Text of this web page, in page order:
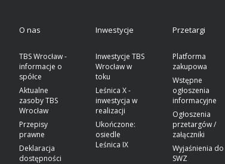
O nas
TBS Wrocław -
informacje o
spółce
Aktualne
zasoby TBS
Wrocław
Przepisy
prawne
Deklaracja
dostępności
Inwestycje
Inwestycje TBS
Wrocław w
toku
Leśnica X -
inwestycja w
realizacji
Ukończone:
osiedle
Leśnica IX
Przetargi
Platforma
zakupowa
Wstępne
ogłoszenia
informacyjne
Ogłoszenia
przetargów /
załączniki
Wyjaśnienia do
SWZ